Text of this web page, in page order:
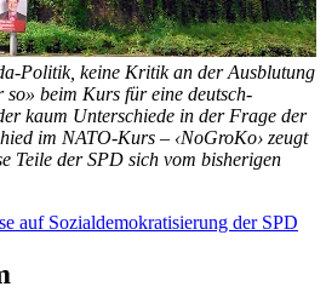
Politik, keine Kritik an der Ausblutung
beim Kurs für eine deutsch-
kaum Unterschiede in der Frage der
im NATO-Kurs – ‹NoGroKo› zeugt
Teile der SPD sich vom bisherigen
auf Sozialdemokratisierung der SPD